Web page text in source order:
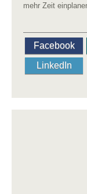
mehr Zeit
Facebook
LinkedIn